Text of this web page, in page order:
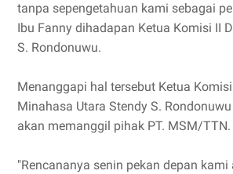
tanpa sepengetahuan kami sebagai
Ibu Fanny dihadapan Ketua Komisi II
S. Rondonuwu.
Menanggapi hal tersebut Ketua Komisi
Minahasa Utara Stendy S.
akan memanggil pihak PT. MSM/TTN.
"Rencananya senin pekan depan kami